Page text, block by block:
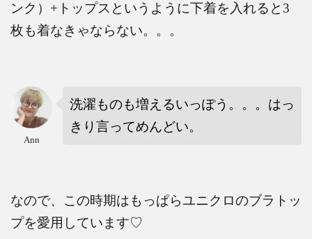
ンク） + トップスというように下着を入れると 3
枚も着なきゃならない。。。
Ann
洗濯ものも増えるいっぽう。。。はっ
きり言ってめんどい。
なので、この時期はもっぱらユニクロのブラトッ
プを愛用しています♡